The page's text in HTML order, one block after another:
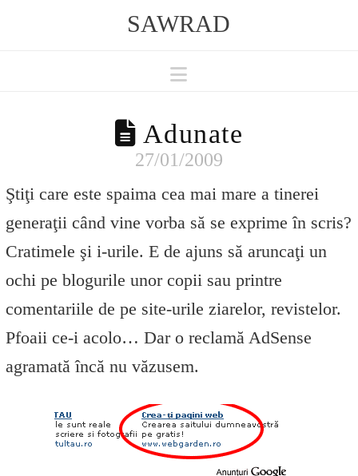
SAWRAD
Navigation
Adunate
27/01/2009
Ştiţi care este spaima cea mai mare a tinerei
generaţii când vine vorba să se exprime în scris?
Cratimele şi i-urile. E de ajuns să aruncaţi un
ochi pe blogurile unor copii sau printre
comentariile de pe site-urile ziarelor, revistelor.
Pfoaii ce-i acolo… Dar o reclamă AdSense
agramată încă nu văzusem.